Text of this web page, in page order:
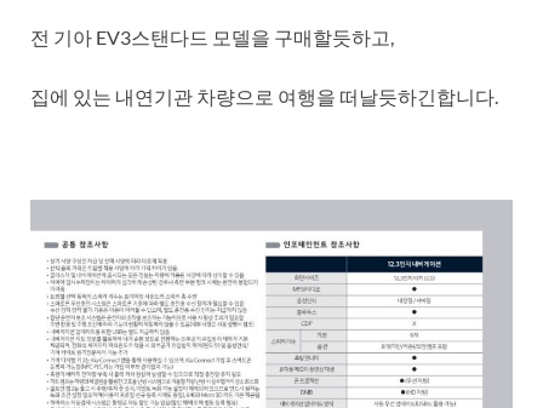
전 기아 EV3스탠다드 모델을 구매할듯하고,
집에 있는 내연기관 차량으로 여행을 떠날듯하긴합니다.